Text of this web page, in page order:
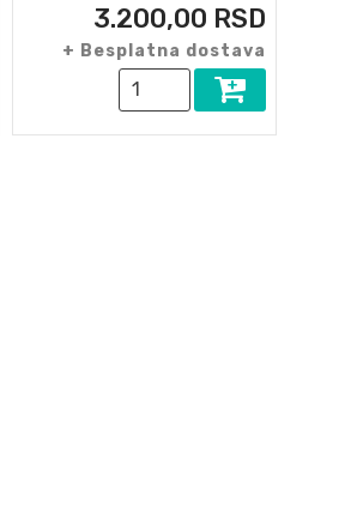
3.200,00 RSD
+ Besplatna dostava